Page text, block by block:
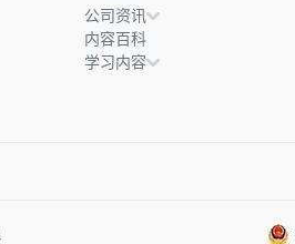
公司资讯
内容百科
学习内容